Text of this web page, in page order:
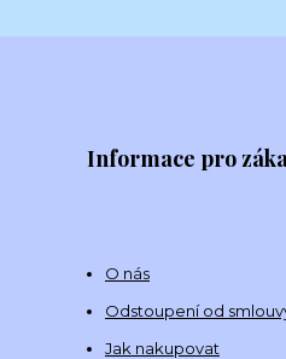
Informace pro
O nás
Odstoupení od
Jak nakupovat